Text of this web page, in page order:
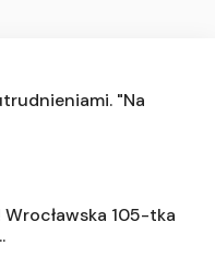
"Na
105-tka